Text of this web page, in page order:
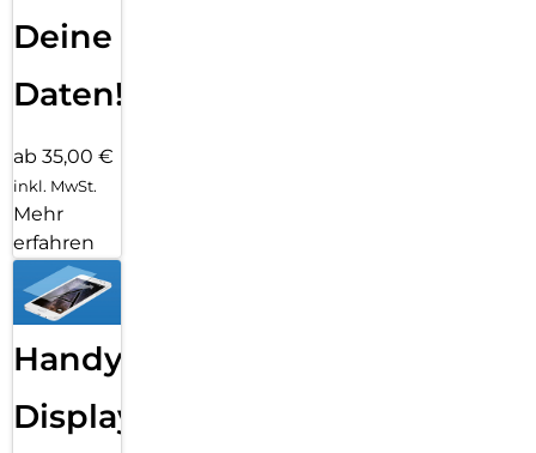
Deine
Daten!
ab 35,00 €
inkl. MwSt.
Mehr
erfahren
Handy
Displayfolie